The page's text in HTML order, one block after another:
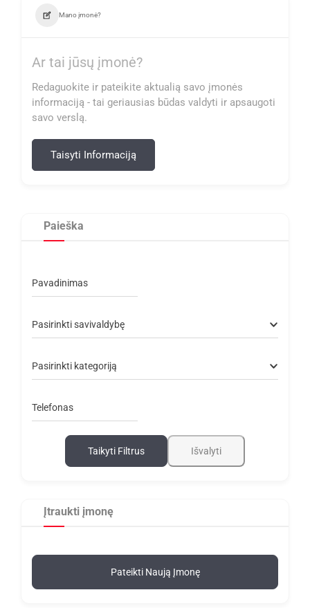
Mano įmonė?
Ar tai jūsų įmonė?
Redaguokite ir pateikite aktualią savo įmonės
informaciją - tai geriausias būdas valdyti ir apsaugoti
savo verslą.
Taisyti Informaciją
Paieška
Pavadinimas
Pasirinkti savivaldybę
Pasirinkti kategoriją
Telefonas
Taikyti Filtrus Išvalyti
Įtraukti įmonę
Pateikti Naują Įmonę